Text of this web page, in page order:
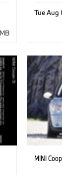
Tue Aug
MINI